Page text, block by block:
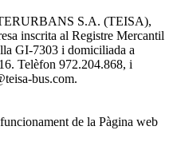
S.A. (TEISA),
inscrita al Registre Mercantil
GI-7303 i domiciliada a
Telèfon 972.204.868, i
bus.com.
de la Pàgina web